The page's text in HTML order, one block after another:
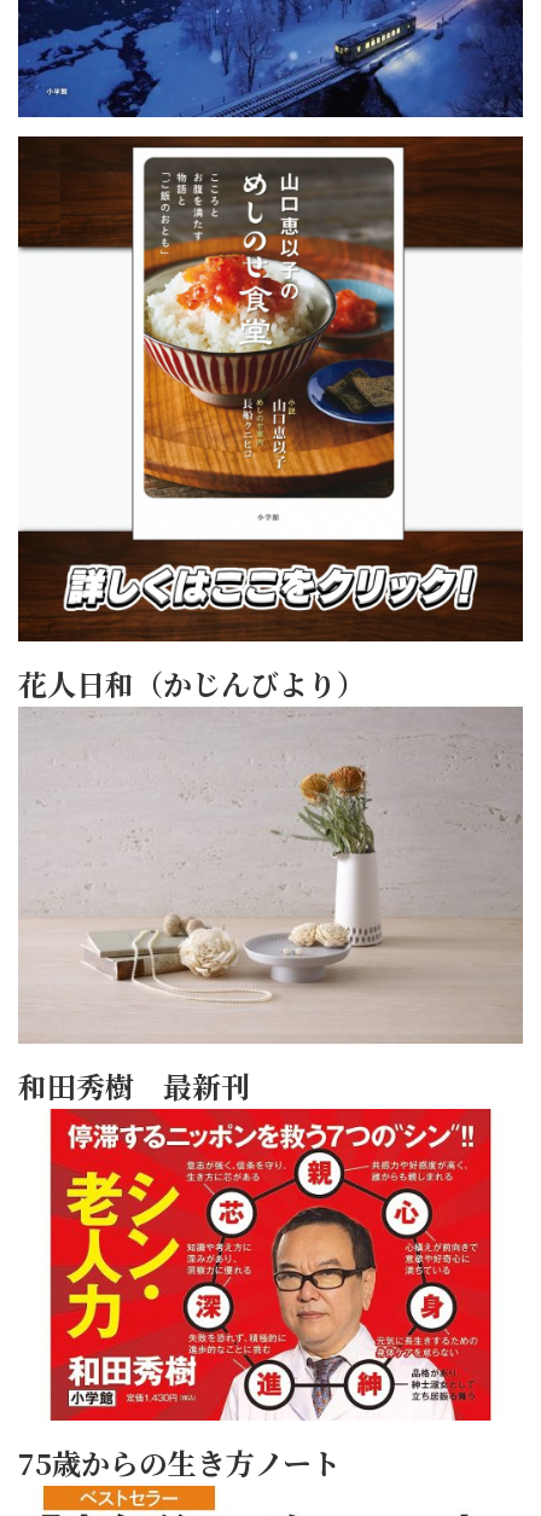
花人日和（かじんびより）
和田秀樹 最新刊
75歳からの生き方ノート